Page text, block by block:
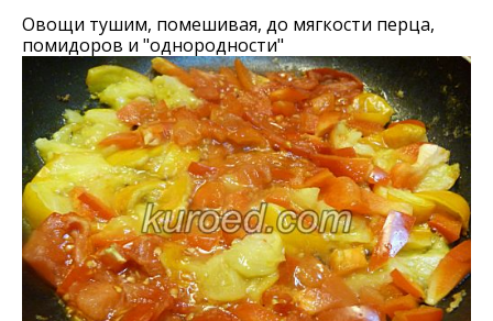
Овощи тушим, помешивая, до мягкости перца,
помидоров и "однородности"